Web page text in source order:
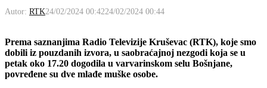
Autor: RTK24/02/2024 00:4224/02/2024 00:44
Prema saznanjima Radio Televizije Kruševac (RTK), koje smo
dobili iz pouzdanih izvora, u saobraćajnoj nezgodi koja se u
petak oko 17.20 dogodila u varvarinskom selu Bošnjane,
povređene su dve mlađe muške osobe.